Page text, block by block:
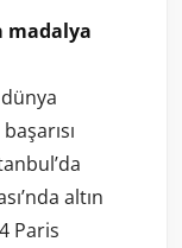
madalya
altın
Paris